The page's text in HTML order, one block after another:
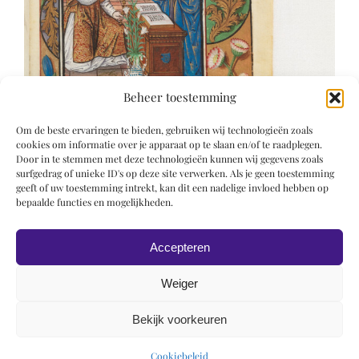
Beheer toestemming
Om de beste ervaringen te bieden, gebruiken wij technologieën zoals
cookies om informatie over je apparaat op te slaan en/of te raadplegen.
Door in te stemmen met deze technologieën kunnen wij gegevens zoals
surfgedrag of unieke ID's op deze site verwerken. Als je geen toestemming
geeft of uw toestemming intrekt, kan dit een nadelige invloed hebben op
bepaalde functies en mogelijkheden.
Accepteren
Weiger
Bekijk voorkeuren
Cookiebeleid
© 2019 Roel Wiechers | Powered by